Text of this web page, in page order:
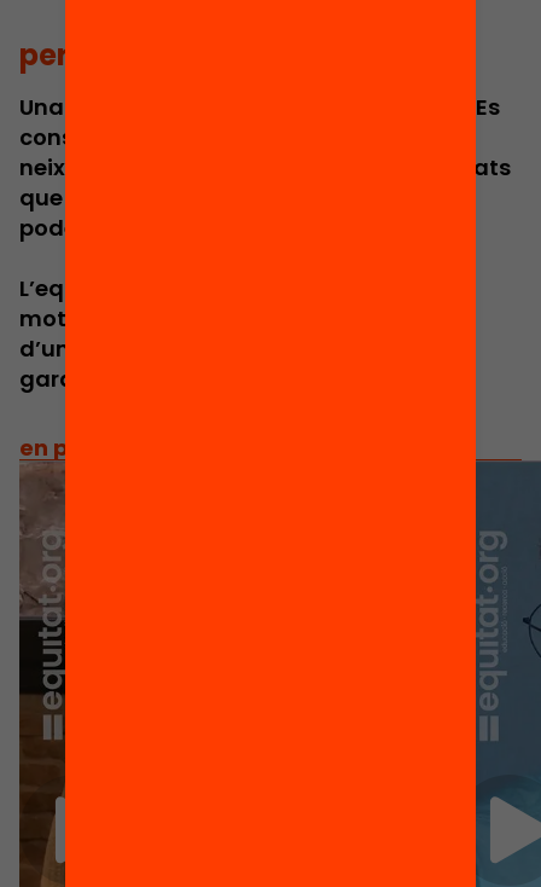
per què equitat
Una societat justa no es construeix sola. Es
construeix quan decidim que el lloc on
neixes no ha de determinar les oportunitats
que tindràs. I l’educació és l’eina més
poderosa per fer-ho possible.
L’equitat és més que una aspiració: és el
motor del progrés col·lectiu, el fonament
d’una democràcia sòlida i la millor
garantia de futur.
en primera persona